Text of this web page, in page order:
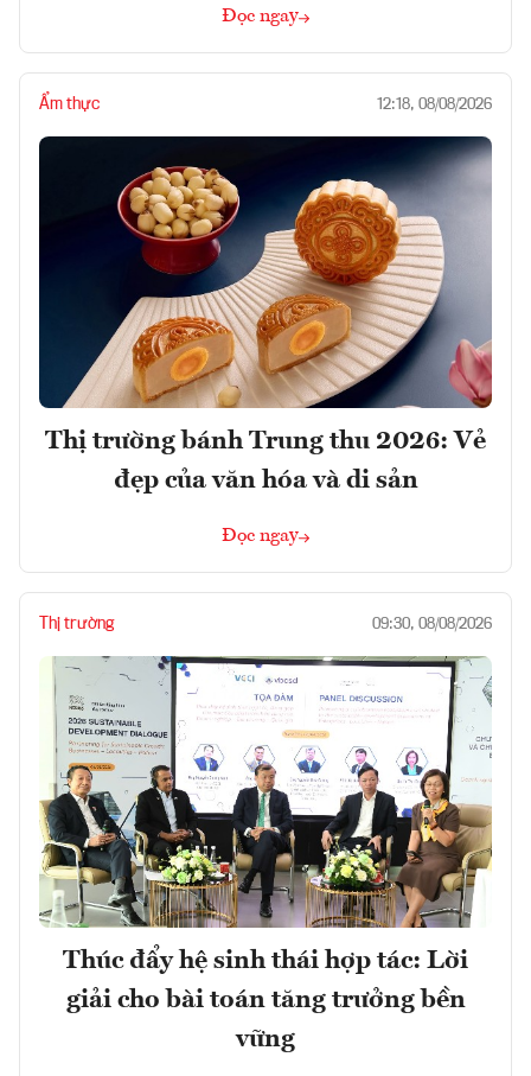
Đọc ngay
Ẩm thực 12:18, 08/08/2026
Thị trường bánh Trung thu 2026: Vẻ
đẹp của văn hóa và di sản
Đọc ngay
Thị trường 09:30, 08/08/2026
Thúc đẩy hệ sinh thái hợp tác: Lời
giải cho bài toán tăng trưởng bền
vững